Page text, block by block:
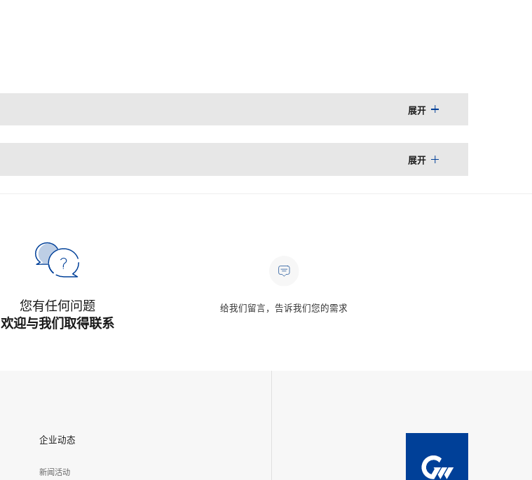
展开
展开
您有任何问题
欢迎与我们取得联系
给我们留言，告诉我们您的需求
企业动态
新闻活动